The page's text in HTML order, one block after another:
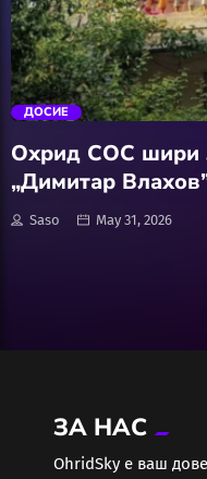
АвтоКлуб
Балкан
Бизнис
Еротика
ДОСИЕ
Охрид СОС шири
„Димитар
споменик на
Saso May 31, 2026
ЗА НАС
ОhridSky е ваш